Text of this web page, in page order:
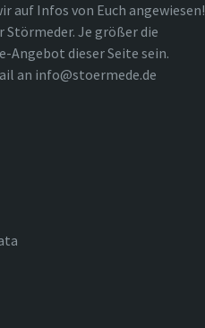
auf Infos von Euch angewiesen!
Je größer die
Angebot dieser Seite sein.
an info@stoermede.de